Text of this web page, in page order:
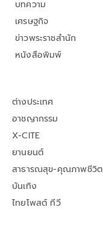
บทความ
เศรษฐกิจ
ข่าวพระราชสำนัก
หนังสือพิมพ์
ต่างประเทศ
อาชญากรรม
X-CITE
ยานยนต์
สาธารณสุข-คุณภาพชีวิต
บันเทิง
ไทยโพสต์ ทีวี